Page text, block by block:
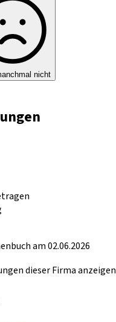
nicht
am 02.06.2026
dieser Firma anzeigen